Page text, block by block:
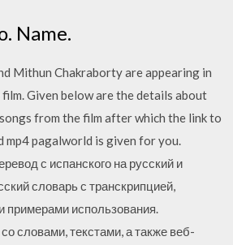
Name.
Mithun Chakraborty are appearing in
Given below are the details about
from the film after which the link to
mp4 pagalworld is given for you.
с испанского на русский и
словарь с транскрипцией,
примерами использования.
словами, текстами, а также веб-